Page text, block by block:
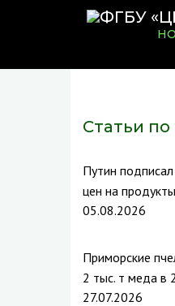
Статьи
Путин
цен на продукты
05.08.2026
Приморские
2 тыс. т меда в
27.07.2026